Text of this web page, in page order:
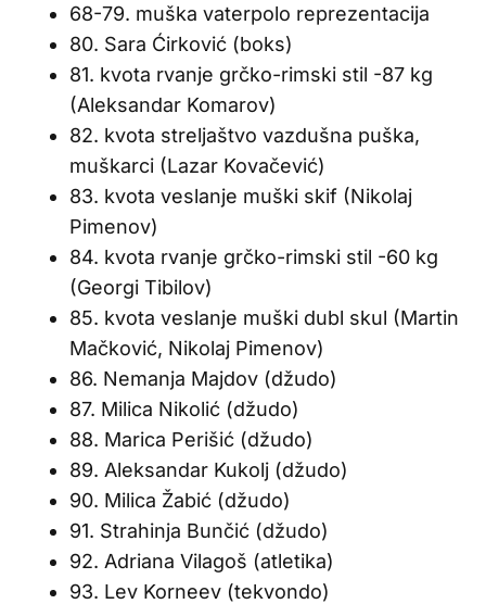
68-79. muška vaterpolo reprezentacija
80. Sara Ćirković (boks)
81. kvota rvanje grčko-rimski stil -87 kg
(Aleksandar Komarov)
82. kvota streljaštvo vazdušna puška,
muškarci (Lazar Kovačević)
83. kvota veslanje muški skif (Nikolaj
Pimenov)
84. kvota rvanje grčko-rimski stil -60 kg
(Georgi Tibilov)
85. kvota veslanje muški dubl skul (Martin
Mačković, Nikolaj Pimenov)
86. Nemanja Majdov (džudo)
87. Milica Nikolić (džudo)
88. Marica Perišić (džudo)
89. Aleksandar Kukolj (džudo)
90. Milica Žabić (džudo)
91. Strahinja Bunčić (džudo)
92. Adriana Vilagoš (atletika)
93. Lev Korneev (tekvondo)